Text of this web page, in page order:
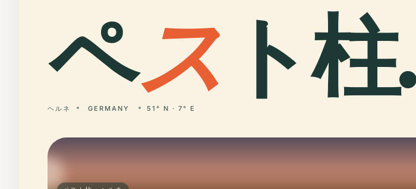
ペス ト柱.
ヘルネ GERMANY 51° N · 7° E